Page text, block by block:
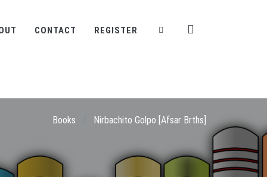
CONTACT REGISTER
Books Nirbachito Golpo [Afsar Brths]